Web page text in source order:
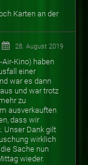
Karten an der
28. August 2019
Kino) haben
einer
war es dann
und war trotz
zu
ausverkauften
dass wir
Unser Dank gilt
wirklich
Sache nun
wieder.